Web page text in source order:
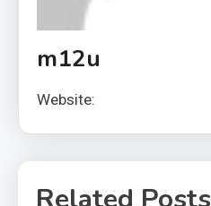
m12u
Website: